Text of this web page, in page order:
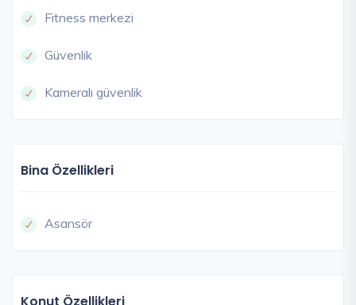
Fitness merkezi
Güvenlik
Kameralı güvenlik
Bina Özellikleri
Asansör
Konut Özellikleri